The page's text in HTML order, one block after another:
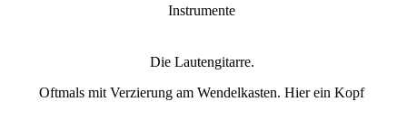
Instrumente
Die Lautengitarre.
Oftmals mit Verzierung am Wendelkasten. Hier ein Kopf